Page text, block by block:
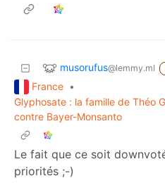
musorufus@lemmy.ml
France •
Glyphosate : la famille de Théo
contre Bayer-Monsanto
Le fait que ce soit
priorités ;-)